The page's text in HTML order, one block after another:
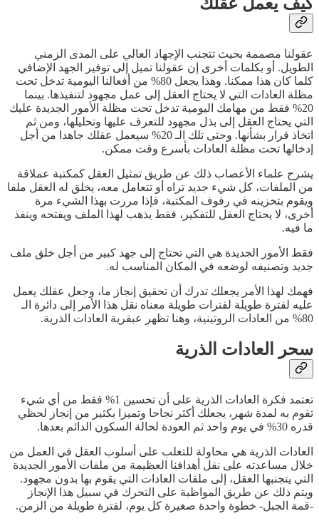
كيف يعمل عقلك
عقولنا مصممة بحيث تتجنب الإجهاد العالي على المدى الزمني
الطويل. أو بكلمات أخرى إن عقولنا تميل إلى توفير الجهد الإضافي
كلما كان هذا ممكنا. وهذا يجعل 80% من أفعالنا اليومية تدخل تحت
مظلة العادات التي لا يحتاج العقل إلى عمل مجهود لتنفيذها. بينما
20% فقط من مهامك اليومية تدخل تحت مظلة الأمور الجديدة عليك
التي يحتاج العقل إلى بذل مجهود للتعرف عليها وتحليلها، ومن ثم
اتخاذ قرار بشأنها. وحتى تلك الـ 20% سيعمل عقلك جاهدا من أجل
إدخالها تحت مظلة العادات بأسرع وقت ممكن.
يشرح علماء الأعصاب ذلك عن طريق تمثيل العقل كمكتبة عملاقة
من الملفات، كل شيء جديد تراه أو تتعامل معه، يخلق له العقل ملفا
ويقوم بتخزينه في رفوف المكتبة، فإذا مررت بهذا الشيء مرة
أخرى، لا يحتاج العقل للتفكير، فقط يذهب لهذا الملف ويفتحه وينفذ
ما فيه.
فقط الأمور الجديدة هي التي تحتاج إلى جهد كبير من أجل خلق ملف
جديد وتصنيفه لوضعه في المكان المناسب له.
فهمك لهذا الأمر يجعلك تدرك أن تحقيق إنجاز ما، وجعل عقلك يعمل
عليه لفترة طويلة لفترات طويلة معناه نقل هذا الأمر إلى دائرة الـ
80% من العادات الروتينية، وهنا تظهر عبقرية العادات الذرية.
سحر العادات الذرية
تعتمد فكرة العادات الذرية على أن تحسين 1% فقط من أي شيء
تقوم به لمدة شهر، يجعلك أكثر نجاحا وتميزا بكثير من إنجاز لحظي
قدره 30% في يوم واحد ثم العودة لحالة السكون الدائم بعدها.
العادات الذرية هي محاولة للتغلب على أسلوب العقل في العمل من
خلال مساعدته على نقل أهدافنا العظيمة من ملفات الأمور الجديدة
التي يتجنبها العقل، إلى ملفات العادات التي يقوم بها بدون مجهود.
ويتم ذلك عن طريق المواظبة على التحرك في سبيل هذا الإنجاز
-قمة الجبل- خطوة واحدة صغيرة كل يوم، لفترة طويلة من الزمن.